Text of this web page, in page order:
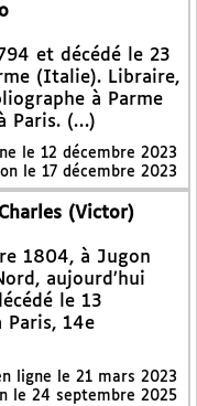
et décédé le 23
(Italie). Libraire,
à Parme
Paris. (…)
le 12 décembre 2023
le 17 décembre 2023
(Victor)
1804, à Jugon
aujourd’hui
le 13
Paris, 14e
ligne le 21 mars 2023
le 24 septembre 2025